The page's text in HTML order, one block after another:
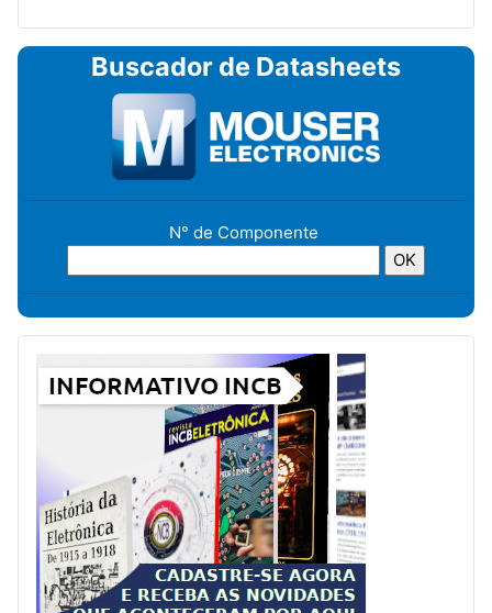
Buscador de Datasheets
N° de Componente